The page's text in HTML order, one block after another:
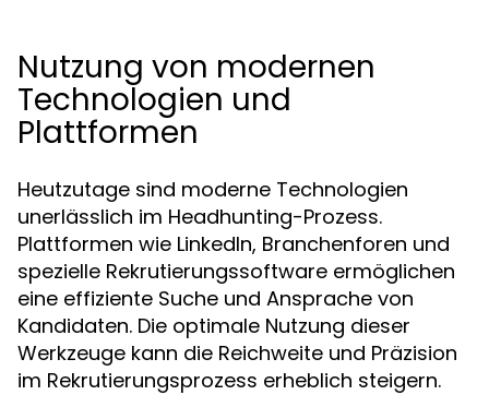
Nutzung von modernen
Technologien und
Plattformen
Heutzutage sind moderne Technologien
unerlässlich im Headhunting-Prozess.
Plattformen wie LinkedIn, Branchenforen und
spezielle Rekrutierungssoftware ermöglichen
eine effiziente Suche und Ansprache von
Kandidaten. Die optimale Nutzung dieser
Werkzeuge kann die Reichweite und Präzision
im Rekrutierungsprozess erheblich steigern.